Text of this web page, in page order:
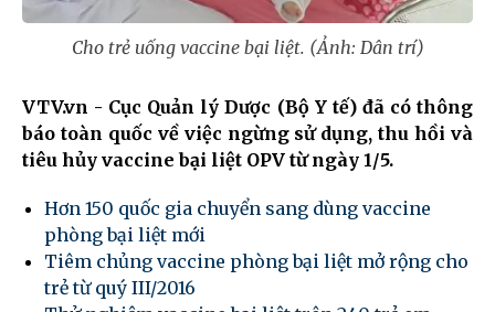
Cho trẻ uống vaccine bại liệt. (Ảnh: Dân trí)
VTV.vn - Cục Quản lý Dược (Bộ Y tế) đã có thông
báo toàn quốc về việc ngừng sử dụng, thu hồi và
tiêu hủy vaccine bại liệt OPV từ ngày 1/5.
Hơn 150 quốc gia chuyển sang dùng vaccine
phòng bại liệt mới
Tiêm chủng vaccine phòng bại liệt mở rộng cho
trẻ từ quý III/2016